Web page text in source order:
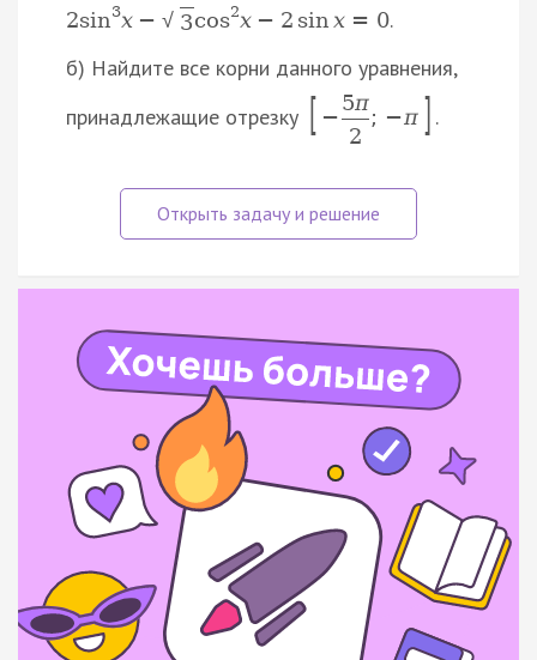
2sin 3x − √ 3cos2x − 2 sin x = 0.
б) Найдите все корни данного уравнения,
принадлежащие отрезку [ −
5π
2
; −π ] .